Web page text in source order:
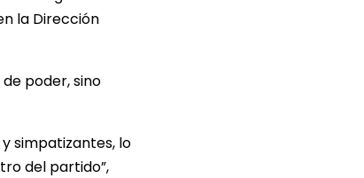
la Dirección
poder, sino
simpatizantes, lo
del partido”,